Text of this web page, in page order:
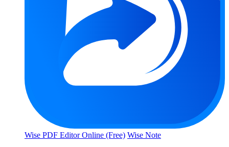
Wise PDF Editor Online (Free) Wise Note